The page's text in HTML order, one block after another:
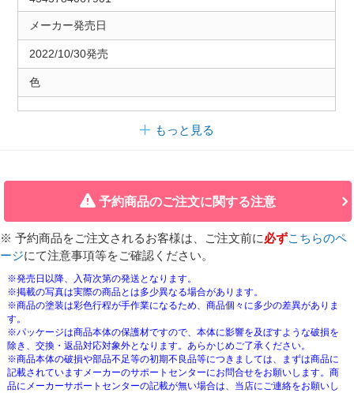
メーカー発売日
2022/10/30発売
色
もっと見る
予約商品のご注文に関する注意
※ 予約商品をご注文されるお客様は、ご注文前に必ずこちらのペ
ージにて注意事項等をご確認ください。
※発売日以降、入荷次第の発送となります。
※掲載の写真は実際の商品とは多少異なる場合があります。
※商品の塗装は彩色行程が手作業になるため、商品個々に多少の差異がありま
す。
※パッケージは商品本体の保護材ですので、本体に影響を及ぼすような破損を
除き、交換・返品対応対象外となります。あらかじめご了承ください。
※商品本体の破損や部品不足等の初期不良品等につきましては、まずは商品に
記載されていますメーカーのサポートセンターにお問合せをお願いします。商
品にメーカーサポートセンターの記載が無い場合は、当店にご連絡をお願いし